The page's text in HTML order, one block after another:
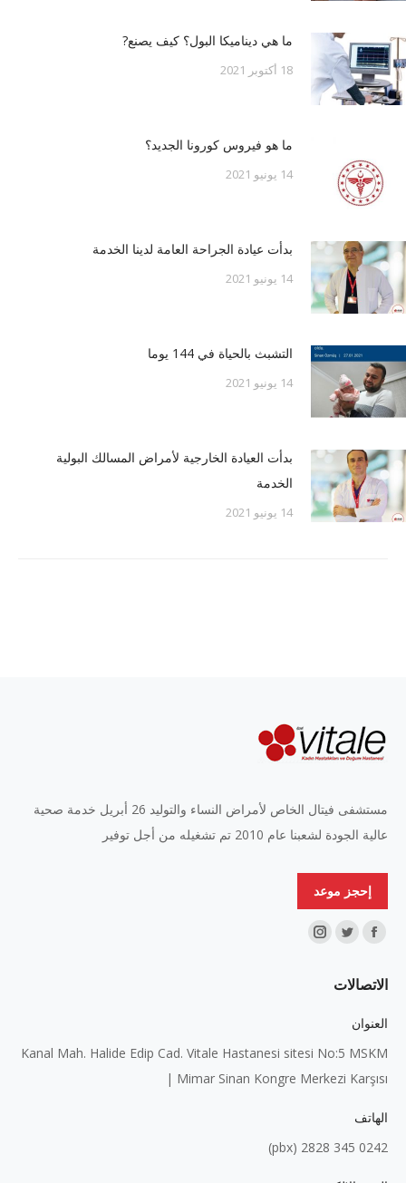
ما هي ديناميكا البول؟ كيف يصنع?
18 أكتوبر 2021
ما هو فيروس كورونا الجديد؟
14 يونيو 2021
بدأت عيادة الجراحة العامة لدينا الخدمة
14 يونيو 2021
التشبث بالحياة في 144 يوما
14 يونيو 2021
بدأت العيادة الخارجية لأمراض المسالك البولية
الخدمة
14 يونيو 2021
مستشفى فيتال الخاص لأمراض النساء والتوليد 26 أبريل خدمة صحية
عالية الجودة لشعبنا عام 2010 تم تشغيله من أجل توفير
إحجز موعد
Find us on:
Facebook
opens
new
window
Twitter
opens
window
Instagram
window
الاتصالات
العنوان
Kanal Mah. Halide Edip Cad. Vitale Hastanesi sitesi No:5 MSKM
| Mimar Sinan Kongre Merkezi Karşısı
الهاتف
0242 345 2828 (pbx)